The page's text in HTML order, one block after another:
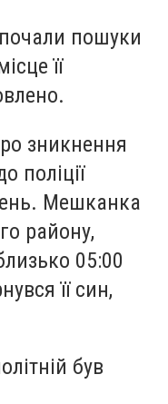
пошуки
її
зникнення
поліції
Мешканка
району,
05:00
її син,
був